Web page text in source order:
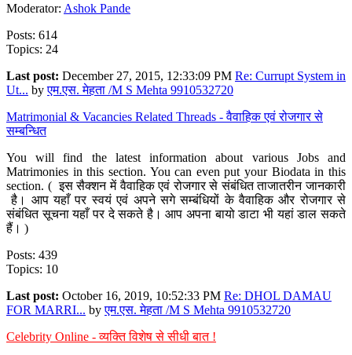
Moderator: Ashok Pande
Posts: 614
Topics: 24
Last post: December 27, 2015, 12:33:09 PM Re: Currupt System in
Ut... byएम.एस. मेहता /M S Mehta 9910532720
Matrimonial & Vacancies Related Threads - वैवाहिक एवं रोजगार से
सम्बन्धित
You will find the latest information about various Jobs and
Matrimonies in this section. You can even put your Biodata in this
section. ( इस सैक्शन में वैवाहिक एवं रोजगार से संबंधित ताजातरीन जानकारी
है। आप यहाँ पर स्वयं एवं अपने सगे सम्बंधियों के वैवाहिक और रोजगार से
संबंधित सूचना यहाँ पर दे सकते है। आप अपना बायो डाटा भी यहां डाल सकते
हैं। )
Posts: 439
Topics: 10
Last post: October 16, 2019, 10:52:33 PM Re: DHOL DAMAU
FOR MARRI... byएम.एस. मेहता /M S Mehta 9910532720
Celebrity Online - व्यक्ति विशेष से सीधी बात !